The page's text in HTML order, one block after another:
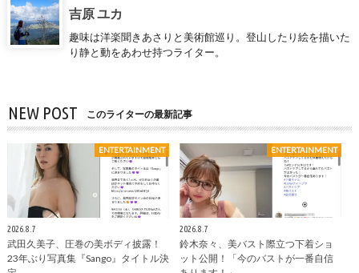
吉原 ユカ
趣味は洋楽聞きあさりと美術館巡り。登山したり絵を描いた
り静と動をあわせ持つライター。
NEW POST このライターの最新記事
ENTERTAINMENT
2026.8.7
武田久美子、圧巻の美ボディ披露！
23年ぶり写真集『Sango』タイトル決
ENTERTAINMENT
2026.8.7
鈴木奈々、美バスト際立つ下着ショ
ット公開！「今のバストが一番自信